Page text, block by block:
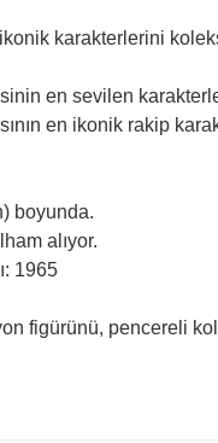
karakterlerini
en sevilen
en ikonik rakip
boyunda.
alıyor.
1965
figürünü, pencereli